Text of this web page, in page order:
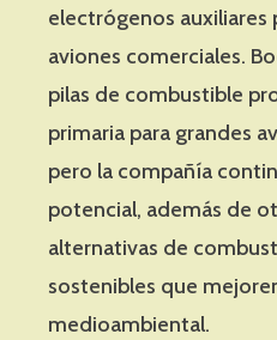
electrógenos auxiliares
aviones comerciales.
pilas de combustible
primaria para grandes
pero la compañía
potencial, además de
alternativas de
sostenibles que
medioambiental.